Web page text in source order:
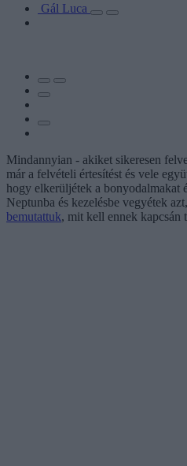
Gál Luca
Mindannyian - akiket sikeresen
már a felvételi értesítést és vele
hogy elkerüljétek a bonyodalmakat
Neptunba és kezelésbe vegyétek
bemutattuk, mit kell ennek kapcsán